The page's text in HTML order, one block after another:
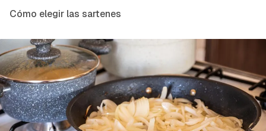
Cómo elegir las sartenes